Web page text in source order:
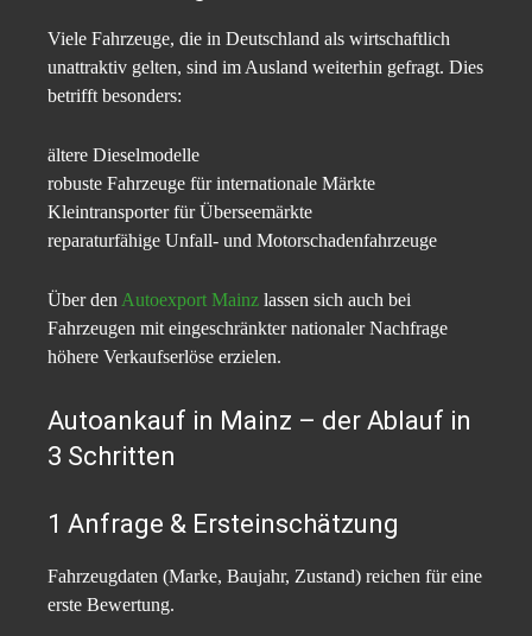
Viele Fahrzeuge, die in Deutschland als wirtschaftlich
unattraktiv gelten, sind im Ausland weiterhin gefragt. Dies
betrifft besonders:
ältere Dieselmodelle
robuste Fahrzeuge für internationale Märkte
Kleintransporter für Überseemärkte
reparaturfähige Unfall- und Motorschadenfahrzeuge
Über den Autoexport Mainz lassen sich auch bei
Fahrzeugen mit eingeschränkter nationaler Nachfrage
höhere Verkaufserlöse erzielen.
Autoankauf in Mainz – der Ablauf in
3 Schritten
1️ Anfrage & Ersteinschätzung
Fahrzeugdaten (Marke, Baujahr, Zustand) reichen für eine
erste Bewertung.